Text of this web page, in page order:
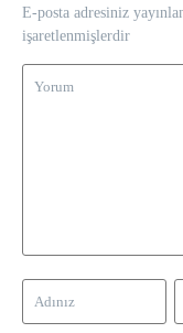
E-posta adresiniz
işaretlenmişlerdir